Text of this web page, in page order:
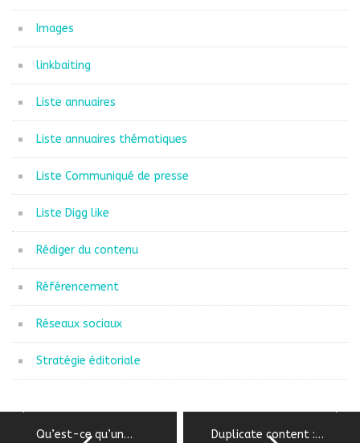
Images
linkbaiting
Liste annuaires
Liste annuaires thématiques
Liste Communiqué de presse
Liste Digg like
Rédiger du contenu
Référencement
Réseaux sociaux
Stratégie éditoriale
Qu’est-ce qu’un… Duplicate content :…